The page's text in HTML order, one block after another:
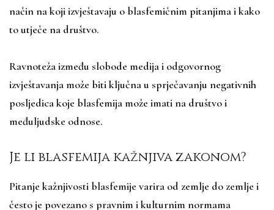
način na koji izvještavaju o blasfemičnim pitanjima i kako
to utječe na društvo.
Ravnoteža između slobode medija i odgovornog
izvještavanja može biti ključna u sprječavanju negativnih
posljedica koje blasfemija može imati na društvo i
međuljudske odnose.
Je li blasfemija kažnjiva zakonom?
Pitanje kažnjivosti blasfemije varira od zemlje do zemlje i
često je povezano s pravnim i kulturnim normama